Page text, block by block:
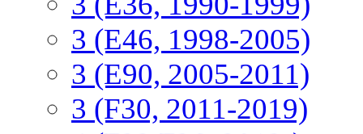
3 (E46, 1998-2005)
3 (E90, 2005-2011)
3 (F30, 2011-2019)